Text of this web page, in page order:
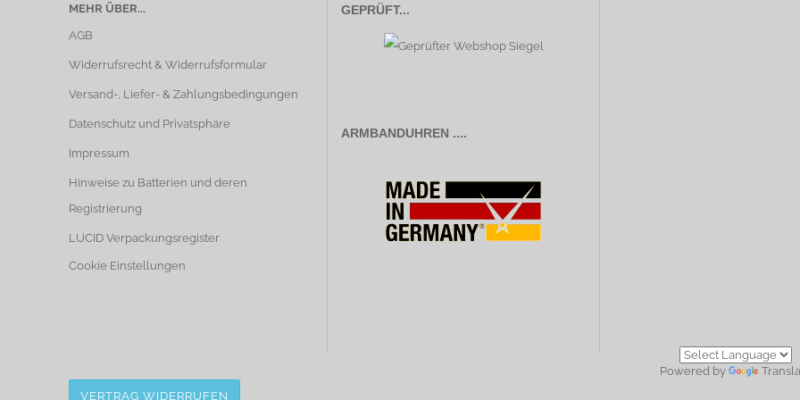
MEHR ÜBER...
AGB
Widerrufsrecht & Widerrufsformular
Versand-, Liefer- & Zahlungsbedingungen
Datenschutz und Privatsphäre
Impressum
Hinweise zu Batterien und deren
Registrierung
LUCID Verpackungsregister
Cookie Einstellungen
GEPRÜFT...
ARMBANDUHREN ....
Powered by
VERTRAG WIDERRUFEN